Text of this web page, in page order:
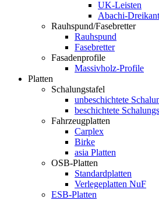
UK-Leisten
Abachi-
Rauhspund/Fasebretter
Rauhspund
Fasebretter
Fasadenprofile
Massivholz-Profile
Platten
Schalungstafel
unbeschichtete
beschichtete
Fahrzeugplatten
Carplex
Birke
asia Platten
OSB-Platten
Standardplatten
Verlegeplatten NuF
ESB-Platten